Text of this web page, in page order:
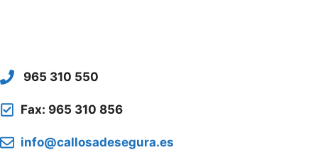
965 310 550
Fax: 965 310 856
info@callosadesegura.es